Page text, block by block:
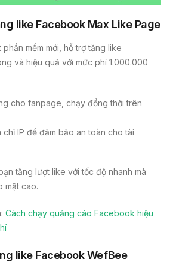
like Facebook Max Like Page
phần mềm mới, hỗ trợ tăng like
và hiệu quả với mức phí 1.000.000
cho fanpage, chạy đồng thời trên
IP để đảm bảo an toàn cho tài
tăng lượt like với tốc độ nhanh mà
mật cao.
Cách chạy quảng cáo Facebook hiệu
like Facebook WefBee